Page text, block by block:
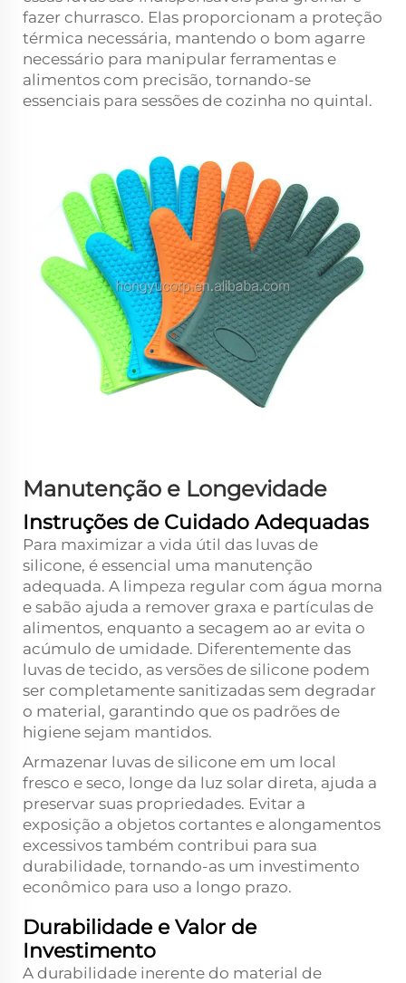
fazer churrasco. Elas proporcionam a proteção
térmica necessária, mantendo o bom agarre
necessário para manipular ferramentas e
alimentos com precisão, tornando-se
essenciais para sessões de cozinha no quintal.
Manutenção e Longevidade
Instruções de Cuidado Adequadas
Para maximizar a vida útil das luvas de
silicone, é essencial uma manutenção
adequada. A limpeza regular com água morna
e sabão ajuda a remover graxa e partículas de
alimentos, enquanto a secagem ao ar evita o
acúmulo de umidade. Diferentemente das
luvas de tecido, as versões de silicone podem
ser completamente sanitizadas sem degradar
o material, garantindo que os padrões de
higiene sejam mantidos.
Armazenar luvas de silicone em um local
fresco e seco, longe da luz solar direta, ajuda a
preservar suas propriedades. Evitar a
exposição a objetos cortantes e alongamentos
excessivos também contribui para sua
durabilidade, tornando-as um investimento
econômico para uso a longo prazo.
Durabilidade e Valor de
Investimento
A durabilidade inerente do material de